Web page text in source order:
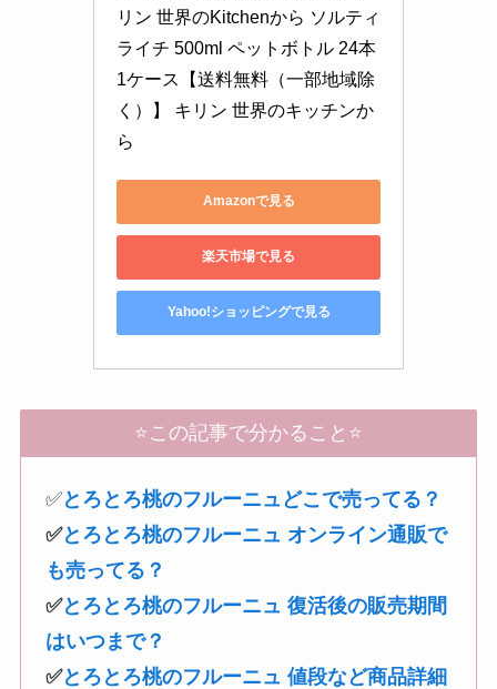
リン 世界のKitchenから ソルティ
ライチ 500ml ペットボトル 24本
1ケース【送料無料（一部地域除
く）】 キリン 世界のキッチンか
ら
Amazonで見る
楽天市場で見る
Yahoo!ショッピングで見る
⭐️この記事で分かること⭐️
✅とろとろ桃のフルーニュどこで売ってる？
✅とろとろ桃のフルーニュ オンライン通販で
も売ってる？
✅とろとろ桃のフルーニュ 復活後の販売期間
はいつまで？
✅とろとろ桃のフルーニュ 値段など商品詳細